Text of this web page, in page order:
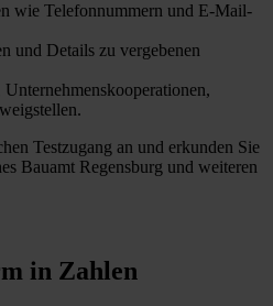
wie Telefonnummern und E-Mail-
und Details zu vergebenen
Testzugang an und erkunden Sie
Bauamt Regensburg und weiteren
in Zahlen